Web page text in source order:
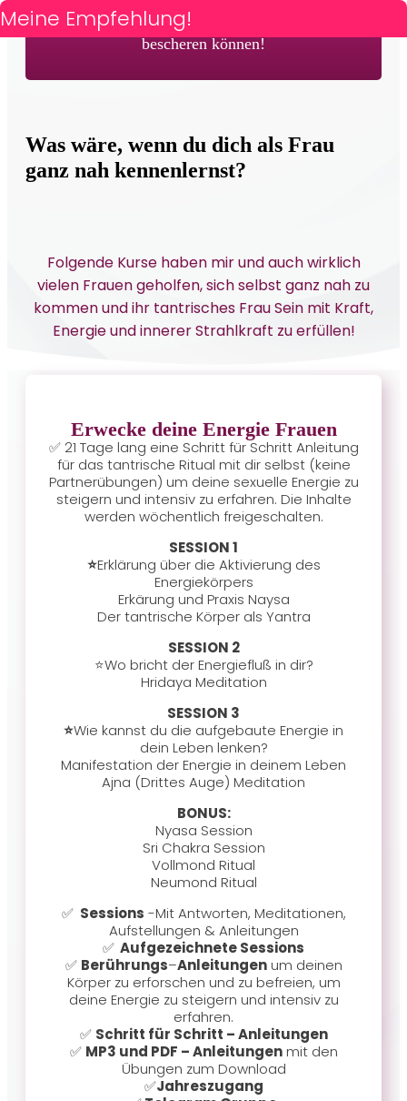
Hier sind 3 Kurse, die dir wundervolle Momente
bescheren können!
Was wäre, wenn du dich als Frau
ganz nah kennenlernst?
Folgende Kurse haben mir und auch wirklich
vielen Frauen geholfen, sich selbst ganz nah zu
kommen und ihr tantrisches Frau Sein mit Kraft,
Energie und innerer Strahlkraft zu erfüllen!
Erwecke deine Energie Frauen
✅ 21 Tage lang eine Schritt für Schritt Anleitung
für das tantrische Ritual mit dir selbst (keine
Partnerübungen) um deine sexuelle Energie zu
steigern und intensiv zu erfahren. Die Inhalte
werden wöchentlich freigeschalten.
SESSION 1
⭐Erklärung über die Aktivierung des
Energiekörpers
Erkärung und Praxis Naysa
Der tantrische Körper als Yantra
SESSION 2
⭐Wo bricht der Energiefluß in dir?
Hridaya Meditation
SESSION 3
⭐Wie kannst du die aufgebaute Energie in
dein Leben lenken?
Manifestation der Energie in deinem Leben
Ajna (Drittes Auge) Meditation
BONUS:
Nyasa Session
Sri Chakra Session
Vollmond Ritual
Neumond Ritual
✅ Sessions -Mit Antworten, Meditationen,
Aufstellungen & Anleitungen
✅ Aufgezeichnete Sessions
✅ Berührungs–Anleitungenum deinen
Körper zu erforschen und zu befreien, um
deine Energie zu steigern und intensiv zu
erfahren.
✅ Schritt für Schritt – Anleitungen
✅ MP3 und PDF – Anleitungenmit den
Übungen zum Download
✅Jahreszugang
Meine Empfehlung!